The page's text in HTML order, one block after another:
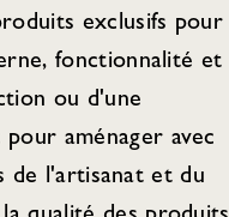
exclusifs pour
fonctionnalité et
ou d'une
aménager avec
de l'artisanat et du